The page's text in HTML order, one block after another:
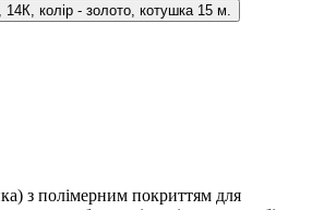
колір - золото, котушка 15 м.
з полімерним покриттям для